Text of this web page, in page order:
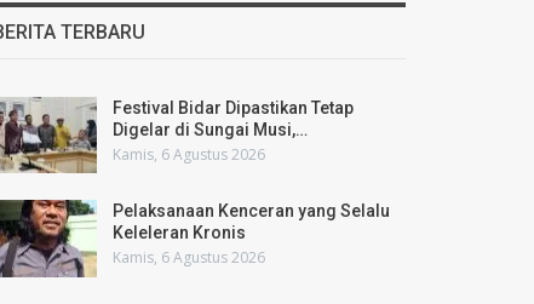
TERBARU
Festival Bidar Dipastikan Tetap
Digelar di Sungai Musi,…
Kamis, 6 Agustus 2026
Pelaksanaan Kenceran yang Selalu
Keleleran Kronis
Kamis, 6 Agustus 2026